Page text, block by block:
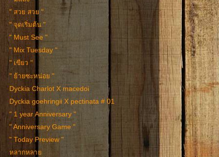
" สวย สวย "
" จุดเริ่มต้น "
" Must See "
" Mix Tuesday "
" เขียว "
" ย้ายซะหน่อย "
Dyckia Charlot X macedoi
Dyckia goehringii X pectinata # 01
" 1 year Anniversary "
" Anniversary Game "
" Today Preview "
หลากหลาย